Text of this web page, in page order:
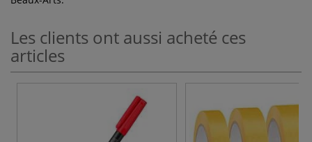
Les clients ont aussi acheté ces
articles